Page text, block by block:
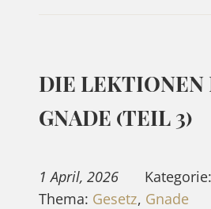
DIE LEKTIONEN
GNADE (TEIL 3)
1 April, 2026 Kategorie:
Thema: Gesetz, Gnade